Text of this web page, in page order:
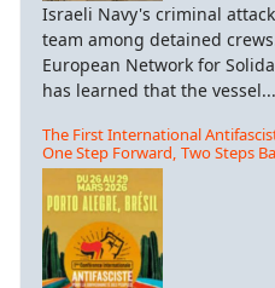
Israeli Navy's criminal
team among detained
European Network for
has learned that the vessel...
The First International
One Step Forward, Two Steps